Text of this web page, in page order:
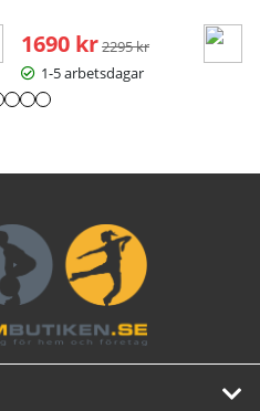
1690 kr Ordinarie pris:
2295 kr
1-5 arbetsdagar